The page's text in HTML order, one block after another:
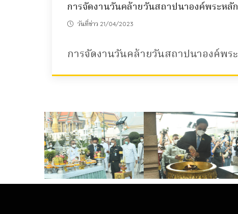
การจัดงานวันคล้ายวันสถาปนาองค์พระหลัก
วันที่ข่าว 21/04/2023
การจัดงานวันคล้ายวันสถาปนาองค์พระ